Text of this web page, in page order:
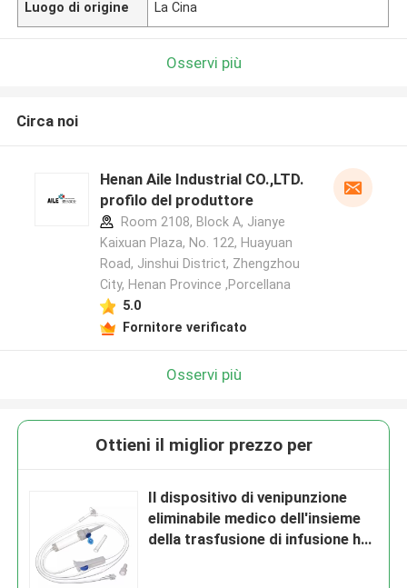
Luogo di origine La Cina
Osservi più
Circa noi
Henan Aile Industrial CO.,LTD.
profilo del produttore
Room 2108, Block A, Jianye
Kaixuan Plaza, No. 122, Huayuan
Road, Jinshui District, Zhengzhou
City, Henan Province ,Porcellana
5.0
Fornitore verificato
Osservi più
Ottieni il miglior prezzo per
Il dispositivo di venipunzione
eliminabile medico dell'insieme
della trasfusione di infusione ha